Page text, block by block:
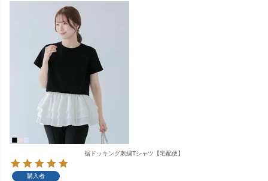
裾ドッキング刺繍Tシャツ【宅配便】
購入者